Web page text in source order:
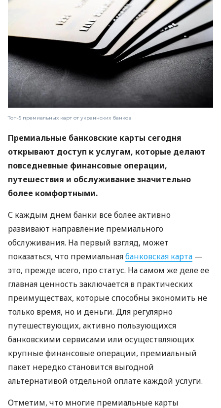
Топ-5 премиальных карт от украинских банков
Премиальные банковские карты сегодня
открывают доступ к услугам, которые делают
повседневные финансовые операции,
путешествия и обслуживание значительно
более комфортными.
С каждым днем ​​банки все более активно
развивают направление премиального
обслуживания. На первый взгляд, может
показаться, что премиальнаябанковская карта —
это, прежде всего, про статус. На самом же деле ее
главная ценность заключается в практических
преимуществах, которые способны экономить не
только время, но и деньги. Для регулярно
путешествующих, активно пользующихся
банковскими сервисами или осуществляющих
крупные финансовые операции, премиальный
пакет нередко становится выгодной
альтернативой отдельной оплате каждой услуги.
Отметим, что многие премиальные карты